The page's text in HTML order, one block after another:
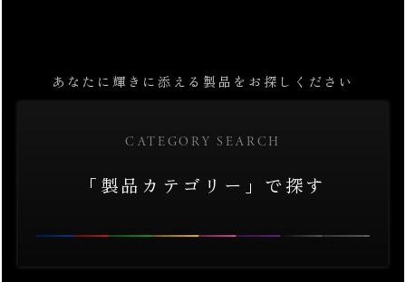
あなたに輝きに添える製品をお探しください
CATEGORY SEARCH
「製品カテゴリー」で探す